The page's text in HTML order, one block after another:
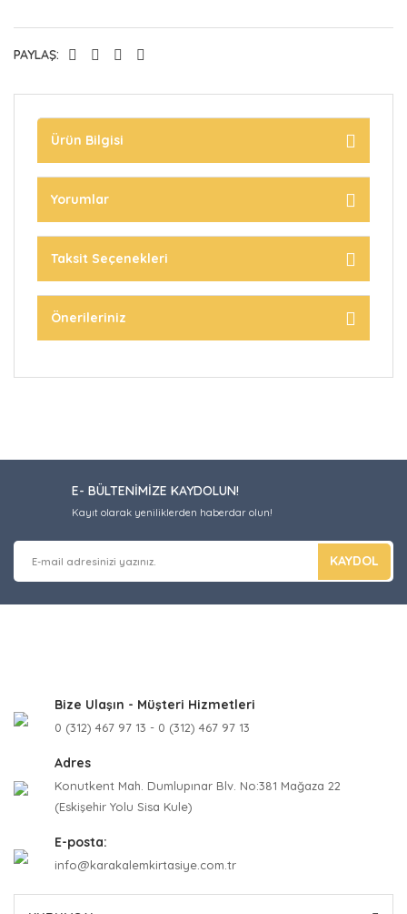
PAYLAŞ:
Ürün Bilgisi
Yorumlar
Taksit Seçenekleri
Önerileriniz
E- BÜLTENİMİZE KAYDOLUN!
Kayıt olarak yeniliklerden haberdar olun!
KAYDOL
Bize Ulaşın - Müşteri Hizmetleri
0 (312) 467 97 13 - 0 (312) 467 97 13
Adres
Konutkent Mah. Dumlupınar Blv. No:381 Mağaza 22
(Eskişehir Yolu Sisa Kule)
E-posta:
info@karakalemkirtasiye.com.tr